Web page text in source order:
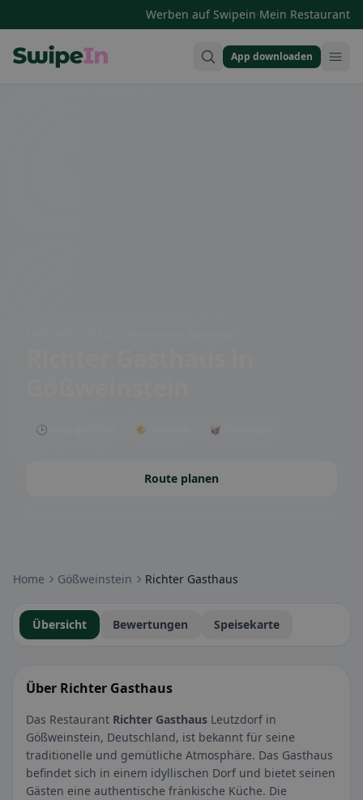
Werben auf Swipein·Mein Restaurant
App downloaden
🕒 Jetzt geöffnet 🌤 Terrasse 🥡 Takeaway
Route planen
Home Gößweinstein Richter Gasthaus
Übersicht Bewertungen Speisekarte
Über Richter Gasthaus
Das Restaurant Richter Gasthaus Leutzdorf in
Gößweinstein, Deutschland, ist bekannt für seine
traditionelle und gemütliche Atmosphäre. Das Gasthaus
befindet sich in einem idyllischen Dorf und bietet seinen
Gästen eine authentische fränkische Küche. Die